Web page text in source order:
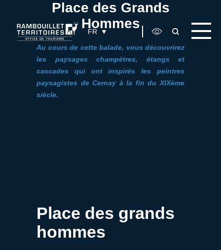
FR
Place des Grands
Hommes
Au cours de cette balade, vous découvrirez
les paysages champêtres, étangs et
cascades qui ont inspirés les peintres
paysagistes de Cernay à la fin du XIXème
siècle.
Place des grands
hommes
Panneau de gestion des cookies